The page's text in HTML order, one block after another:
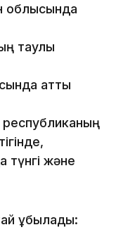
облысында
таулы
қатты
республиканың
және
құбылады: